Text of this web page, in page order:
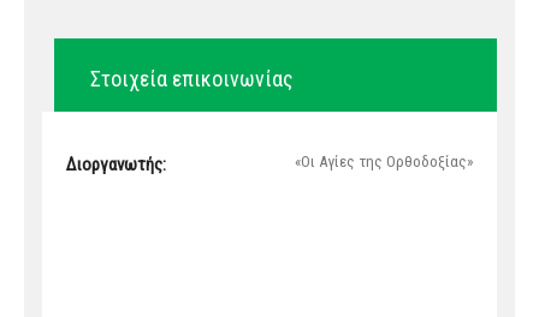
Στοιχεία επικοινωνίας
Διοργανωτής: «Οι Αγίες της Ορθοδοξίας»